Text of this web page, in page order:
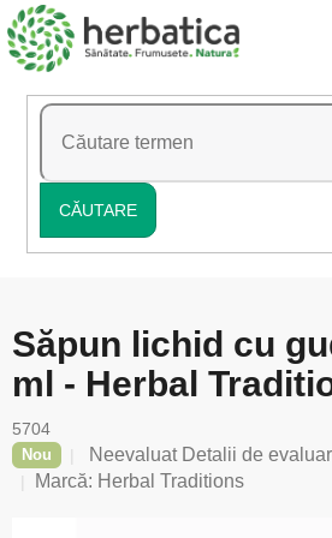
Treci
la
conținut
CĂUTARE
Săpun lichid cu
ml - Herbal
5704
Nou
Evaluarea
medie
Neevaluat Detalii de
Marcă: Herbal Traditions